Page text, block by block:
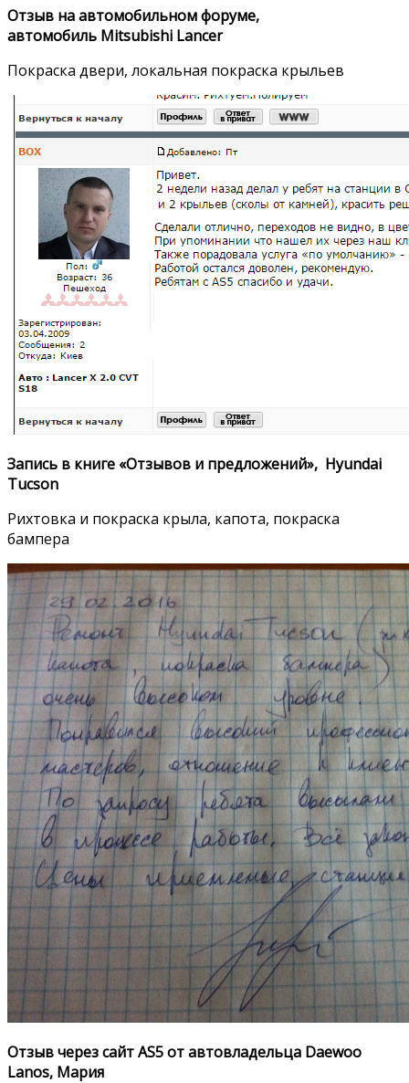
Отзыв на автомобильном форуме,
автомобиль Mitsubishi Lancer
Покраска двери, локальная покраска крыльев
Запись в книге «Отзывов и предложений», Hyundai
Tucson
Рихтовка и покраска крыла, капота, покраска
бампера
Отзыв через сайт AS5 от автовладельца Daewoo
Lanos, Мария